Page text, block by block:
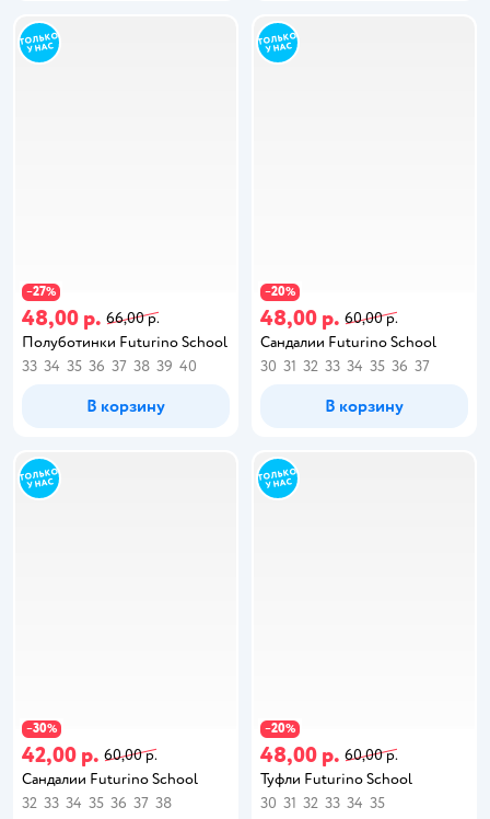
−27%
48,00 р. 66,00 р.
Полуботинки Futurino School
33 34 35 36 37 38 39 40
В корзину
−20%
48,00 р. 60,00 р.
Сандалии Futurino School
30 31 32 33 34 35 36 37
В корзину
−30%
42,00 р. 60,00 р.
Сандалии Futurino School
32 33 34 35 36 37 38
−20%
48,00 р. 60,00 р.
Туфли Futurino School
30 31 32 33 34 35